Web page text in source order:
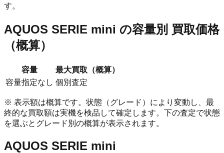
す。
AQUOS SERIE mini の容量別 買取価格
（概算）
容量
最大買取（概算）
容量指定なし 個別査定
※ 表示額は概算です。状態（グレード）により変動し、最
終的な買取額は実機を検品して確定します。下の査定で状態
を選ぶとグレード別の概算が表示されます。
AQUOS SERIE mini